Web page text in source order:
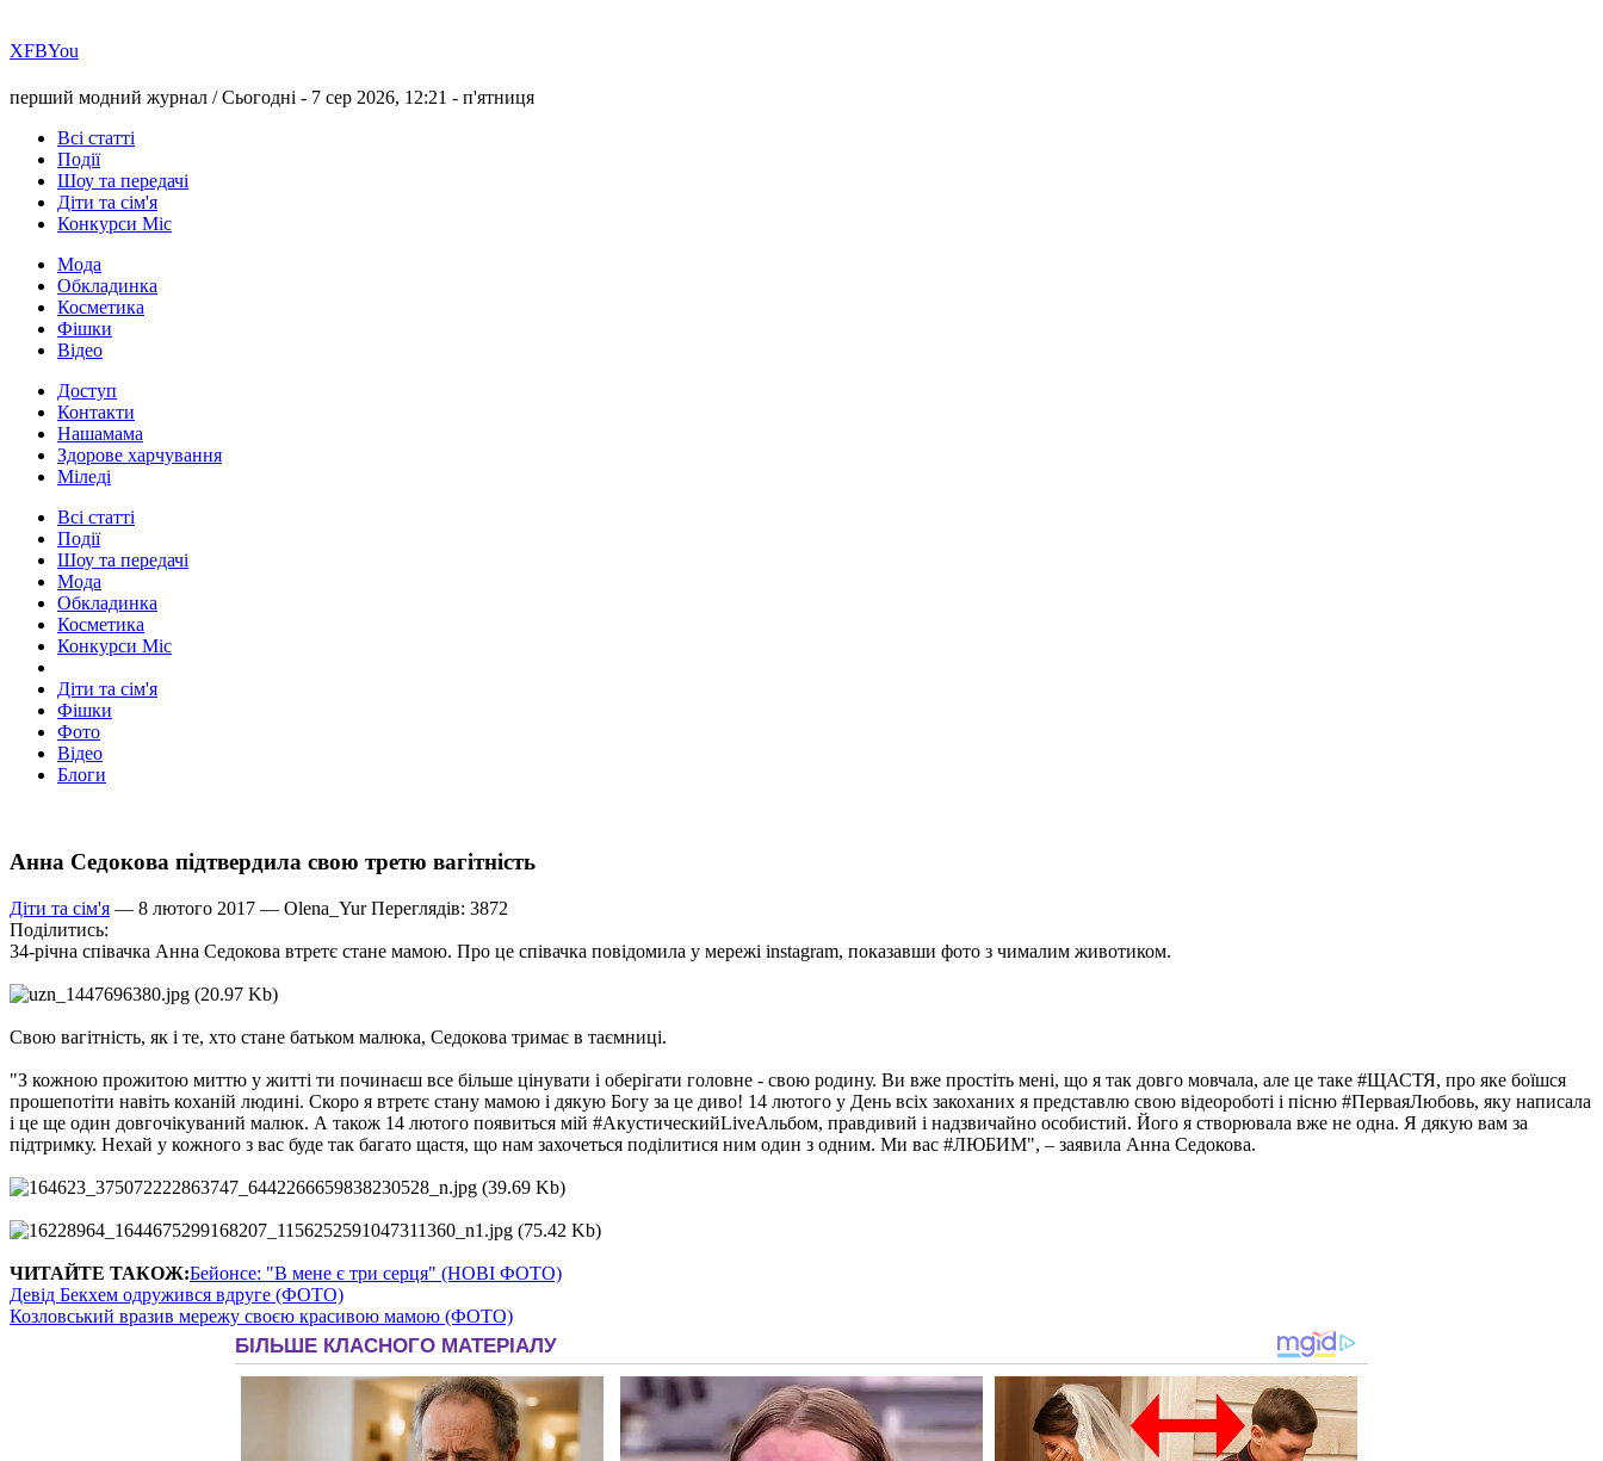
ХFBYou
перший модний журнал /Сьогодні - 7 сер 2026, 12:21 - п'ятниця
Всі статті
Події
Шоу та передачі
Діти та сім'я
Конкурси Міс
Мода
Обкладинка
Косметика
Фішки
Відео
Доступ
Контакти
Нашамама
Здорове харчування
Міледі
Всі статті
Події
Шоу та передачі
Мода
Обкладинка
Косметика
Конкурси Міс
Діти та сім'я
Фішки
Фото
Відео
Блоги
Анна Седокова підтвердила свою третю вагітність
Діти та сім'я — 8 лютого 2017 — Olena_YurПереглядів: 3872
Поділитись:
34-річна співачка Анна Седокова втретє стане мамою. Про це співачка повідомила у мережі instagram, показавши фото з чималим животиком.
Свою вагітність, як і те, хто стане батьком малюка, Седокова тримає в таємниці.
"З кожною прожитою миттю у житті ти починаєш все більше цінувати і оберігати головне - свою родину. Ви вже простіть мені, що я так довго мовчала, але це таке #ЩАСТЯ, про яке боїшся
прошепотіти навіть коханій людині. Скоро я втретє стану мамою і дякую Богу за це диво! 14 лютого у День всіх закоханих я представлю свою відеороботі і пісню #ПерваяЛюбовь, яку написала
і це ще один довгочікуваний малюк. А також 14 лютого появиться мій #АкустическийLiveAльбом, правдивий і надзвичайно особистий. Його я створювала вже не одна. Я дякую вам за
підтримку. Нехай у кожного з вас буде так багато щастя, що нам захочеться поділитися ним один з одним. Ми вас #ЛЮБИМ", – заявила Анна Седокова.
ЧИТАЙТЕ ТАКОЖ:Бейонсе: "В мене є три серця" (НОВІ ФОТО)
Девід Бекхем одружився вдруге (ФОТО)
Козловський вразив мережу своєю красивою мамою (ФОТО)